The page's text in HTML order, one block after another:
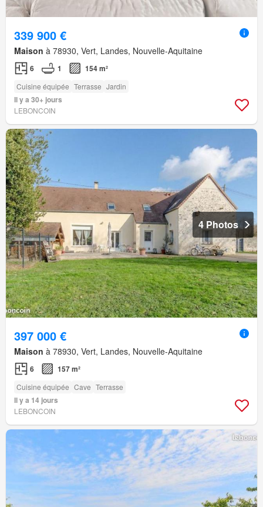
339 900 €
Maison à 78930, Vert, Landes, Nouvelle-Aquitaine
6 1 154 m²
Cuisine équipée Terrasse Jardin
Il y a 30+ jours
LEBONCOIN
4 Photos
397 000 €
Maison à 78930, Vert, Landes, Nouvelle-Aquitaine
6 157 m²
Cuisine équipée Cave Terrasse
Il y a 14 jours
LEBONCOIN